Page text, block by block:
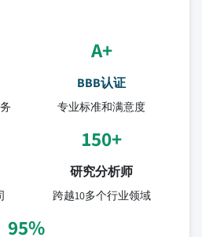
A+
BBB认证
专业标准和满意度
150+
研究分析师
跨越10多个行业领域
95%